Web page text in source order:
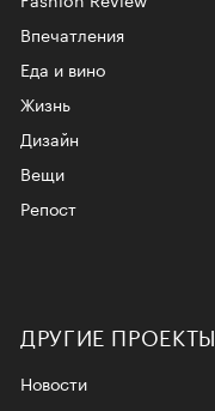
Впечатления
Еда и вино
Жизнь
Дизайн
Вещи
Репост
ДРУГИЕ ПРОЕКТЫ
Новости